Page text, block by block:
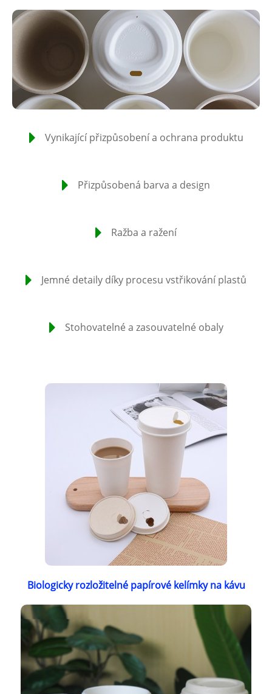
Vynikající přizpůsobení a ochrana produktu
Přizpůsobená barva a design
Ražba a ražení
Jemné detaily díky procesu vstřikování plastů
Stohovatelné a zasouvatelné obaly
Biologicky rozložitelné papírové kelímky na kávu